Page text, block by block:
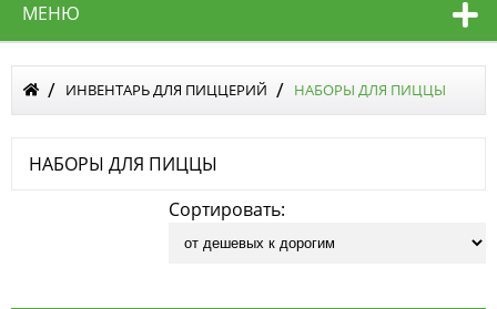
МЕНЮ
ИНВЕНТАРЬ ДЛЯ ПИЦЦЕРИЙ НАБОРЫ ДЛЯ ПИЦЦЫ
НАБОРЫ ДЛЯ ПИЦЦЫ
Сортировать: